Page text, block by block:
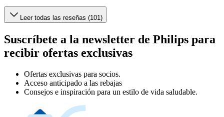
Leer todas las reseñas (101)
Suscríbete a la newsletter de Philips para
recibir ofertas exclusivas
Ofertas exclusivas para socios.
Acceso anticipado a las rebajas
Consejos e inspiración para un estilo de vida saludable.